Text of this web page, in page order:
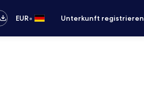
EUR• Unterkunft registrieren